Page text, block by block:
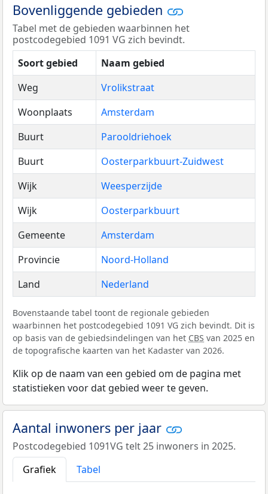
Bovenliggende gebieden
Tabel met de gebieden waarbinnen het
postcodegebied 1091 VG zich bevindt.
Soort gebied
Naam gebied
Weg
Vrolikstraat
Woonplaats
Amsterdam
Buurt
Parooldriehoek
Buurt
Oosterparkbuurt-Zuidwest
Wijk
Weesperzijde
Wijk
Oosterparkbuurt
Gemeente
Amsterdam
Provincie
Noord-Holland
Land
Nederland
Bovenstaande tabel toont de regionale gebieden
waarbinnen het postcodegebied 1091 VG zich bevindt. Dit is
op basis van de gebiedsindelingen van het CBS van 2025 en
de topografische kaarten van het Kadaster van 2026.
Klik op de naam van een gebied om de pagina met
statistieken voor dat gebied weer te geven.
Aantal inwoners per jaar
Postcodegebied 1091VG telt 25 inwoners in 2025.
Grafiek
Tabel